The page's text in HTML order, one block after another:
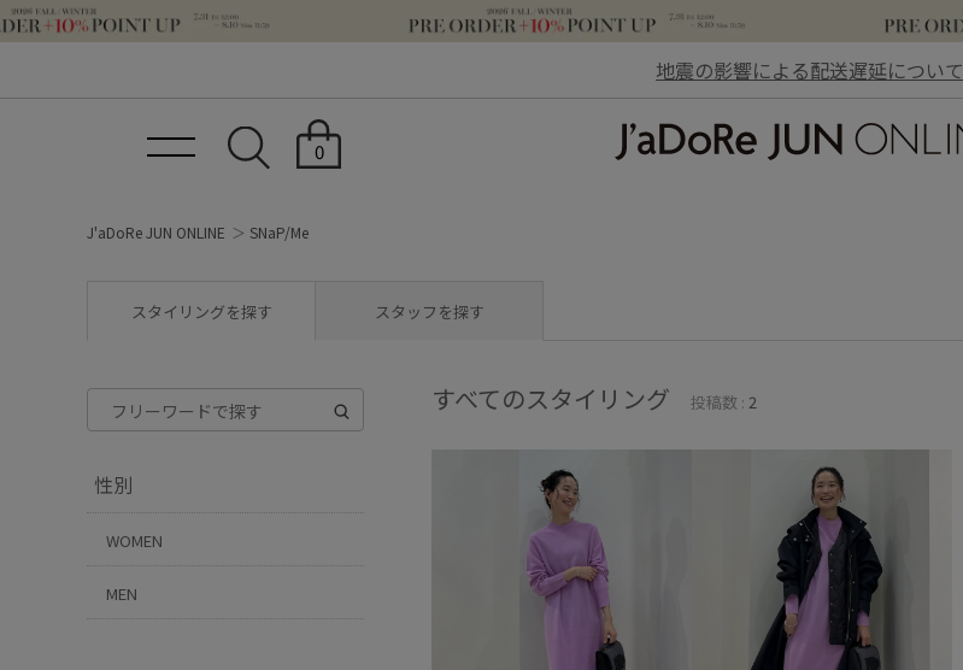
地震の影響による配送遅延について
0
J'aDoRe JUN ONLINE SNaP/Me
スタイリングを探す スタッフを探す
性別
WOMEN
MEN
すべてのスタイリング 投稿数 : 2